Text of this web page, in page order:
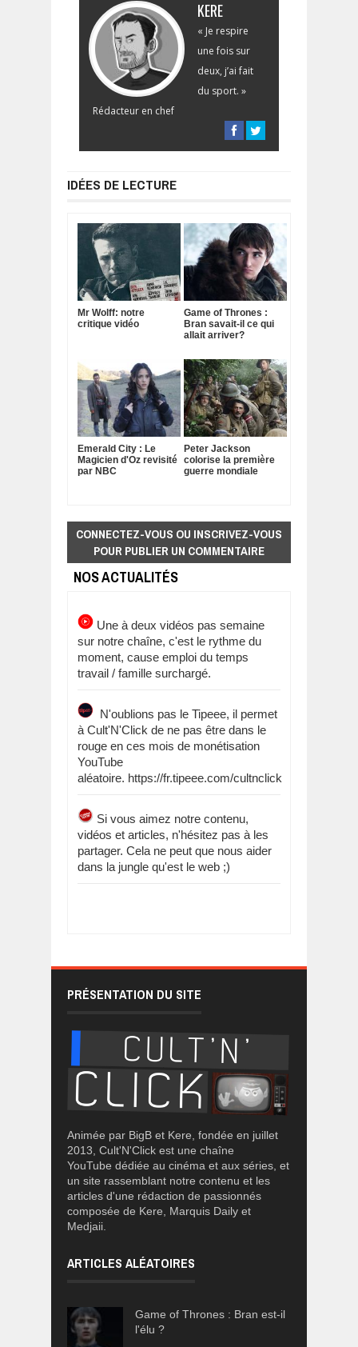
KERE
« Je respire
une fois sur
deux, j’ai fait
du sport. »
Rédacteur en chef
IDÉES DE LECTURE
Mr Wolff: notre
critique vidéo
Game of Thrones :
Bran savait-il ce qui
allait arriver?
Emerald City : Le
Magicien d'Oz revisité
par NBC
Peter Jackson
colorise la première
guerre mondiale
CONNECTEZ-VOUS OU INSCRIVEZ-VOUS
POUR PUBLIER UN COMMENTAIRE
NOS ACTUALITÉS
Une à deux vidéos pas semaine
sur notre chaîne, c'est le rythme du
moment, cause emploi du temps
travail / famille surchargé.
N'oublions pas le Tipeee, il permet
à Cult'N'Click de ne pas être dans le
rouge en ces mois de monétisation
YouTube
aléatoire. https://fr.tipeee.com/cultnclick
Si vous aimez notre contenu,
vidéos et articles, n'hésitez pas à les
partager. Cela ne peut que nous aider
dans la jungle qu'est le web ;)
PRÉSENTATION DU SITE
Animée par BigB et Kere, fondée en juillet
2013, Cult'N'Click est une chaîne
YouTube dédiée au cinéma et aux séries, et
un site rassemblant notre contenu et les
articles d'une rédaction de passionnés
composée de Kere, Marquis Daily et
Medjaii.
ARTICLES ALÉATOIRES
Game of Thrones : Bran est-il
l'élu ?